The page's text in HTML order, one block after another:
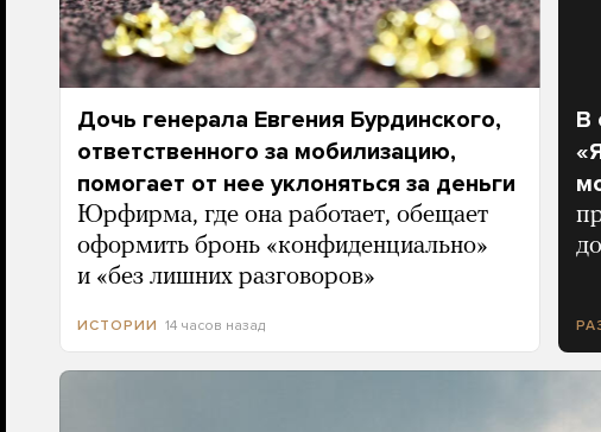
Дочь генерала Евгения Бурдинского,
ответственного за мобилизацию,
помогает от нее уклоняться за деньги
Юрфирма, где она работает, обещает
оформить бронь «конфиденциально»
и «без лишних разговоров»
ИСТОРИИ 14 часов назад
В